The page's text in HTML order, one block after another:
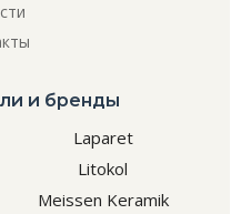
и бренды
Laparet
Litokol
Meissen Keramik